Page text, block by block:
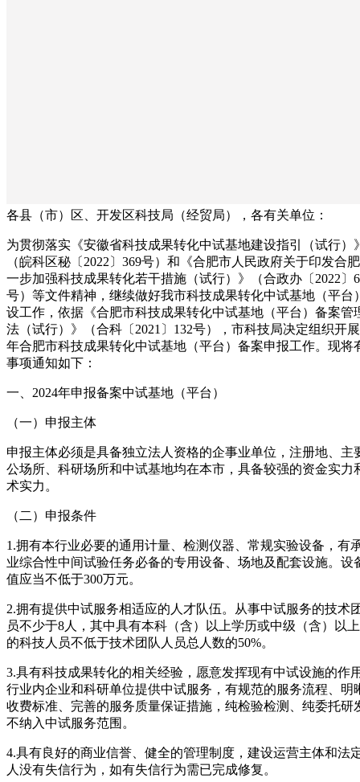
各县（市）区、开发区科技局（经贸局），各有关单位：
为贯彻落实《安徽省科技成果转化中试基地建设指引（试行）
（皖科区秘〔2022〕369号）和《合肥市人民政府关于印发合
一步加强科技成果转化若干措施（试行）》（合政办〔2022〕
号）等文件精神，继续做好我市科技成果转化中试基地（平台
设工作，依据《合肥市科技成果转化中试基地（平台）备案管
法（试行）》（合科〔2021〕132号），市科技局决定组织开
年合肥市科技成果转化中试基地（平台）备案申报工作。现将
事项通知如下：
一、2024年申报备案中试基地（平台）
（一）申报主体
申报主体必须是具备独立法人资格的企事业单位，注册地、主
公场所、科研场所和中试基地均在本市，具备较强的资金实力
术实力。
（二）申报条件
1.拥有本行业必要的通用计量、检测仪器、常规实验设备，有
业综合性中间试验任务必备的专用设备、场地及配套设施。设
值应当不低于300万元。
2.拥有提供中试服务相适应的人才队伍。从事中试服务的技术
员不少于8人，其中具有本科（含）以上学历或中级（含）以
的科技人员不低于技术团队人员总人数的50%。
3.具有科技成果转化的相关经验，愿意发挥现有中试设施的作
行业内企业和科研单位提供中试服务，有规范的服务流程、明
收费标准、完善的服务质量保证措施，纯检验检测、纯委托研
不纳入中试服务范围。
4.具有良好的商业信誉、健全的管理制度，建设运营主体和法
人没有失信行为，如有失信行为需已完成修复。